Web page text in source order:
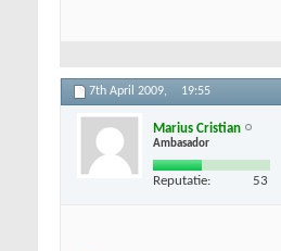
7th April 2009, 19:55
Marius Cristian
Ambasador
Reputatie: 53